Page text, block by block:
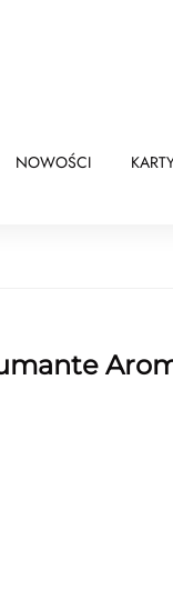
NOWOŚCI